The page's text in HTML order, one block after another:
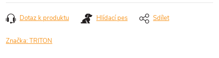
Dotaz k produktu Hlídací pes Sdílet
Značka:TRITON